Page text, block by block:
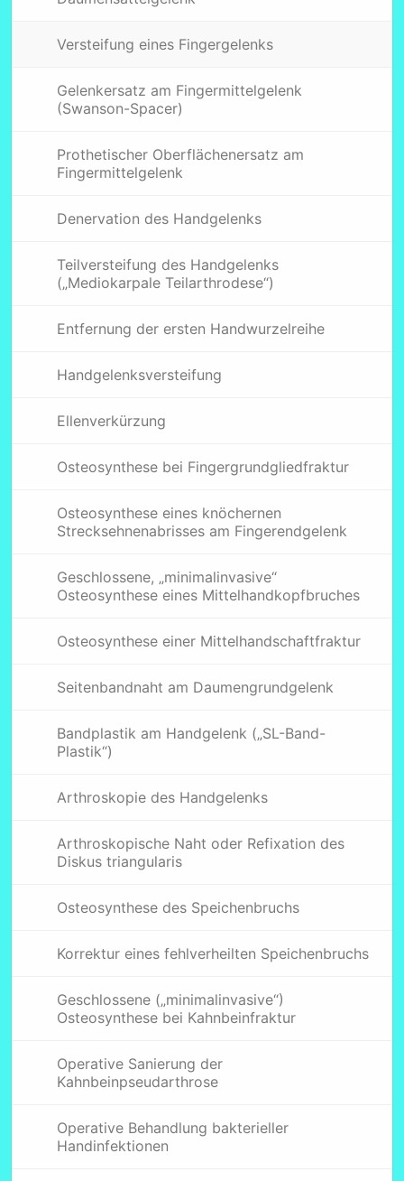
Versteifung eines Fingergelenks
Gelenkersatz am Fingermittelgelenk
(Swanson-Spacer)
Prothetischer Oberflächenersatz am
Fingermittelgelenk
Denervation des Handgelenks
Teilversteifung des Handgelenks
(„Mediokarpale Teilarthrodese“)
Entfernung der ersten Handwurzelreihe
Handgelenksversteifung
Ellenverkürzung
Osteosynthese bei Fingergrundgliedfraktur
Osteosynthese eines knöchernen
Strecksehnenabrisses am Fingerendgelenk
Geschlossene, „minimalinvasive“
Osteosynthese eines Mittelhandkopfbruches
Osteosynthese einer Mittelhandschaftfraktur
Seitenbandnaht am Daumengrundgelenk
Bandplastik am Handgelenk („SL-Band-
Plastik“)
Arthroskopie des Handgelenks
Arthroskopische Naht oder Refixation des
Diskus triangularis
Osteosynthese des Speichenbruchs
Korrektur eines fehlverheilten Speichenbruchs
Geschlossene („minimalinvasive“)
Osteosynthese bei Kahnbeinfraktur
Operative Sanierung der
Kahnbeinpseudarthrose
Operative Behandlung bakterieller
Handinfektionen